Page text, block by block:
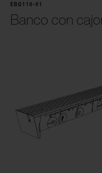
EBQ110-01
Banco con